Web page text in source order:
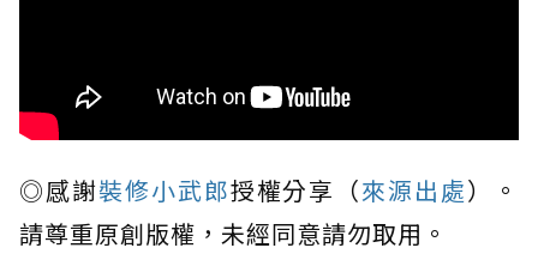
◎感謝裝修小武郎授權分享（來源出處）。
請尊重原創版權，未經同意請勿取用。